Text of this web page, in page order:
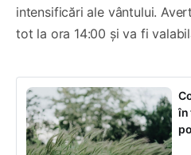
intensificări ale vântului.
tot la ora 14:00 și va fi
în